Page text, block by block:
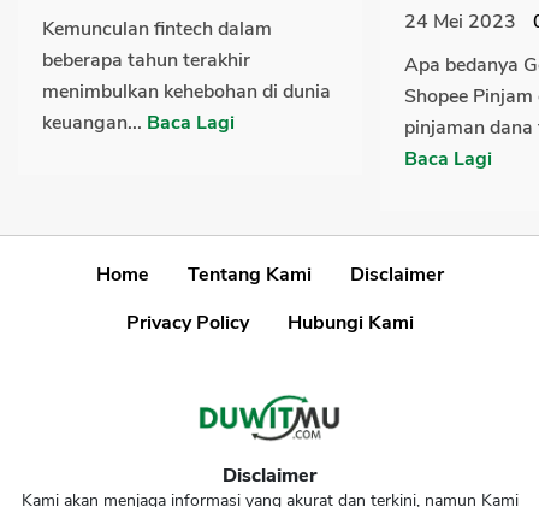
Kemunculan fintech dalam
beberapa tahun terakhir
menimbulkan kehebohan di dunia
keuangan... Baca Lagi
24 Mei 2023
Apa bedanya
Shopee
pinjaman
Baca Lagi
Home Tentang Kami
Disclaimer
Privacy Policy
Hubungi Kami
Disclaimer
Kami akan menjaga informasi yang akurat dan terkini, namun Kami